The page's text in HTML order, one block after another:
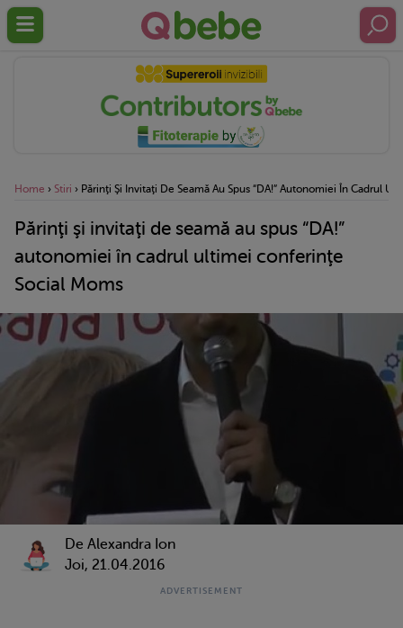
Home › Stiri › Părinţi Şi Invitaţi De Seamă Au Spus “DA!” Autonomiei În Cadrul
Părinţi şi invitaţi de seamă au spus “DA!”
autonomiei în cadrul ultimei conferinţe
Social Moms
De Alexandra Ion
Joi, 21.04.2016